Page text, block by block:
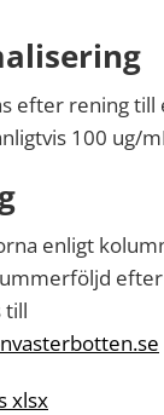
efter rening till
100 ug/
enligt
efter
till
xlsx